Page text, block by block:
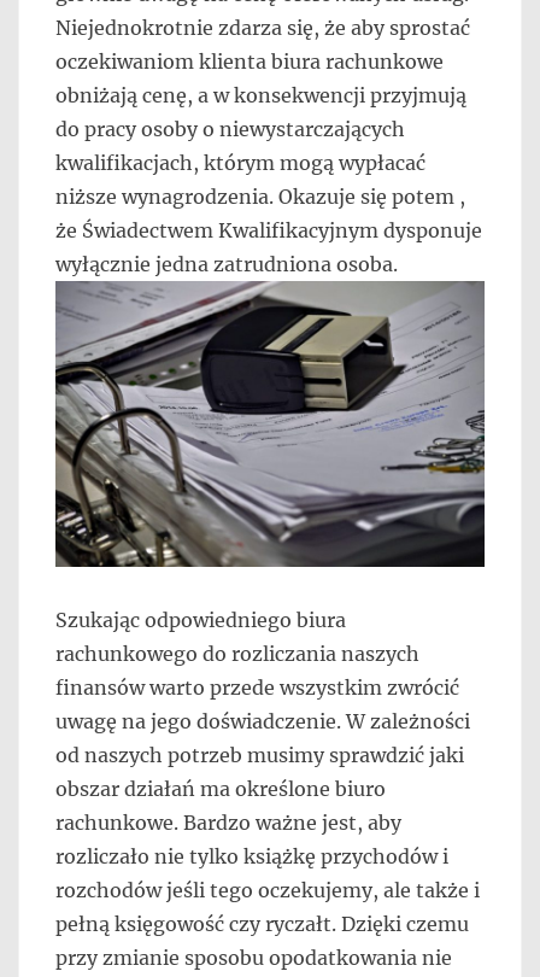
Niejednokrotnie zdarza się, że aby sprostać
oczekiwaniom klienta biura rachunkowe
obniżają cenę, a w konsekwencji przyjmują
do pracy osoby o niewystarczających
kwalifikacjach, którym mogą wypłacać
niższe wynagrodzenia. Okazuje się potem ,
że Świadectwem Kwalifikacyjnym dysponuje
wyłącznie jedna zatrudniona osoba.
Szukając odpowiedniego biura
rachunkowego do rozliczania naszych
finansów warto przede wszystkim zwrócić
uwagę na jego doświadczenie. W zależności
od naszych potrzeb musimy sprawdzić jaki
obszar działań ma określone biuro
rachunkowe. Bardzo ważne jest, aby
rozliczało nie tylko książkę przychodów i
rozchodów jeśli tego oczekujemy, ale także i
pełną księgowość czy ryczałt. Dzięki czemu
przy zmianie sposobu opodatkowania nie